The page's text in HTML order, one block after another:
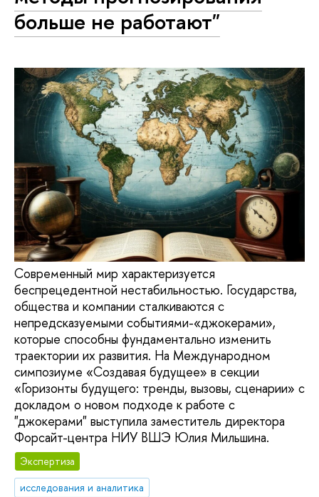
больше не работают"
Современный мир характеризуется
беспрецедентной нестабильностью. Государства,
общества и компании сталкиваются с
непредсказуемыми событиями-«джокерами»,
которые способны фундаментально изменить
траектории их развития. На Международном
симпозиуме «Создавая будущее» в секции
«Горизонты будущего: тренды, вызовы, сценарии» с
докладом о новом подходе к работе с
"джокерами" выступила заместитель директора
Форсайт-центра НИУ ВШЭ Юлия Мильшина.
Экспертиза
исследования и аналитика